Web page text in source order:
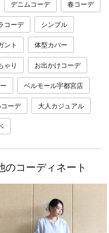
デニムコーデ 春コーデ
コーデ シンプル
ント 体型カバー
ゃり お出かけコーデ
ベルモール宇都宮店
ーデ 大人カジュアル
のコーディネート